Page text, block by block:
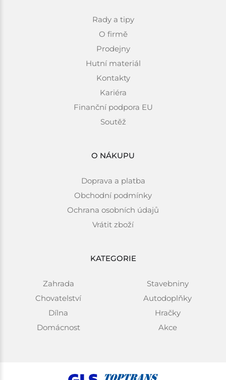
Rady a tipy
O firmě
Prodejny
Hutní materiál
Kontakty
Kariéra
Finanční podpora EU
Soutěž
O NÁKUPU
Doprava a platba
Obchodní podmínky
Ochrana osobních údajů
Vrátit zboží
KATEGORIE
Zahrada
Chovatelství
Dílna
Domácnost
Stavebniny
Autodoplňky
Hračky
Akce